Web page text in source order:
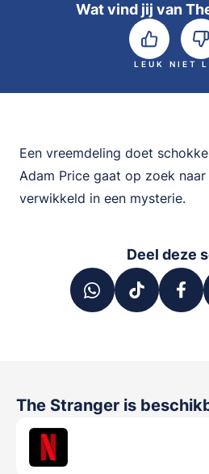
Wat vind jij van
LEUK NIET
Een vreemdeling doet
Adam Price gaat op zoek
verwikkeld in een mysterie.
Deel deze
The Stranger is